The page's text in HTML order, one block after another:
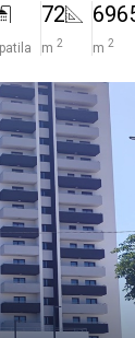
72
m 2 m 2